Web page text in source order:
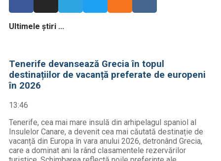
Ultimele știri ...
Tenerife devansează Grecia în topul
destinațiilor de vacanță preferate de europeni
în 2026
13:46
Tenerife, cea mai mare insulă din arhipelagul spaniol al
Insulelor Canare, a devenit cea mai căutată destinație de
vacanță din Europa în vara anului 2026, detronând Grecia,
care a dominat ani la rând clasamentele rezervărilor